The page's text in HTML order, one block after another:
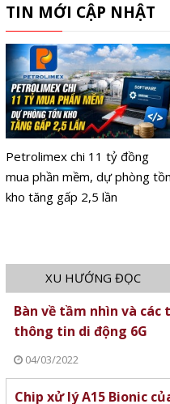
TIN MỚI CẬP NHẬT
Petrolimex chi 11 tỷ đồng
mua phần mềm, dự phòng tồn
kho tăng gấp 2,5 lần
XU HƯỚNG ĐỌC
Bàn về tầm nhìn và
thông tin di động 6G
04/03/2022
Chip xử lý A15 Bionic